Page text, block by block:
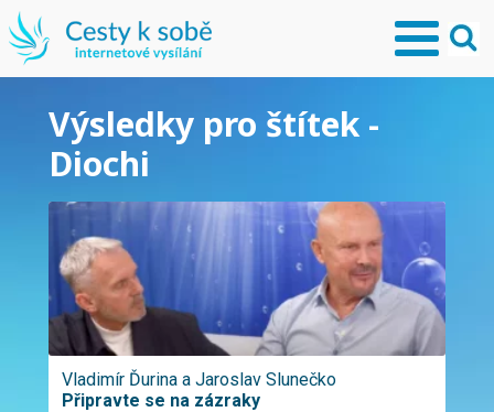
Výsledky pro štítek -
Diochi
Vladimír Ďurina a Jaroslav Slunečko
Připravte se na zázraky